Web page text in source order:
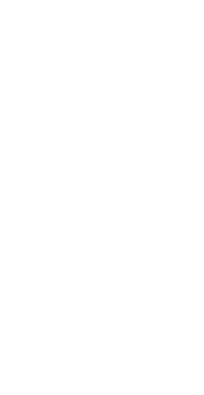
Además, la
también por
probables en la
Cabe recordar
afectando este
en la provincia
vías de la
desprendidas
Así, la propia